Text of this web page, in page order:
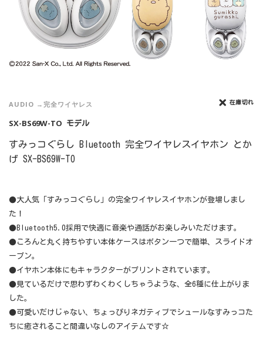
AUDIO 完全ワイヤレス 在庫切れ
SX-BS69W-TO モデル
すみっコぐらし Bluetooth 完全ワイヤレスイヤホン とか
げ SX-BS69W-TO
●大人気「すみっコぐらし」の完全ワイヤレスイヤホンが登場しまし
た！
●Bluetooth5.0採用で快適に音楽や通話がお楽しみいただけます。
●ころんと丸く持ちやすい本体ケースはボタン一つで簡単、スライドオ
ープン。
●イヤホン本体にもキャラクターがプリントされています。
●見ているだけで思わずわくわくしちゃうような、全6種に仕上がりま
した。
●可愛いだけじゃない、ちょっぴりネガティブでシュールなすみっコた
ちに癒されること間違いなしのアイテムです☆